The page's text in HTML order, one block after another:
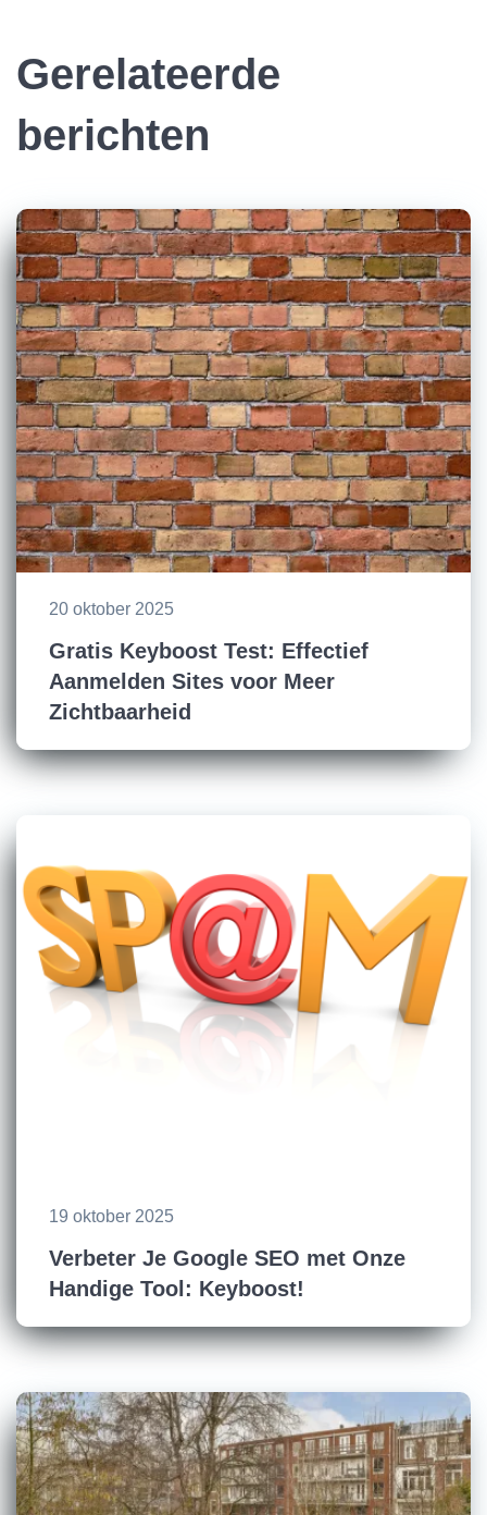
Gerelateerde
berichten
20 oktober 2025
Gratis Keyboost Test: Effectief
Aanmelden Sites voor Meer
Zichtbaarheid
19 oktober 2025
Verbeter Je Google SEO met Onze
Handige Tool: Keyboost!